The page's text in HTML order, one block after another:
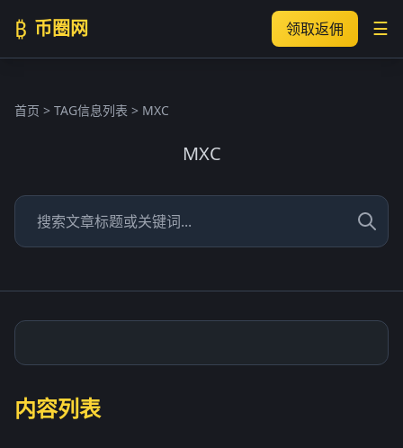
₿ 币圈网 领取返佣 ☰
首页 > TAG信息列表 > MXC
MXC
内容列表